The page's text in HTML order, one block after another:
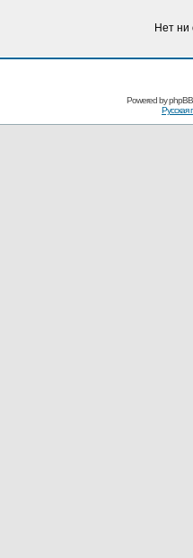
Нет ни
Powered byphpBB
Русская